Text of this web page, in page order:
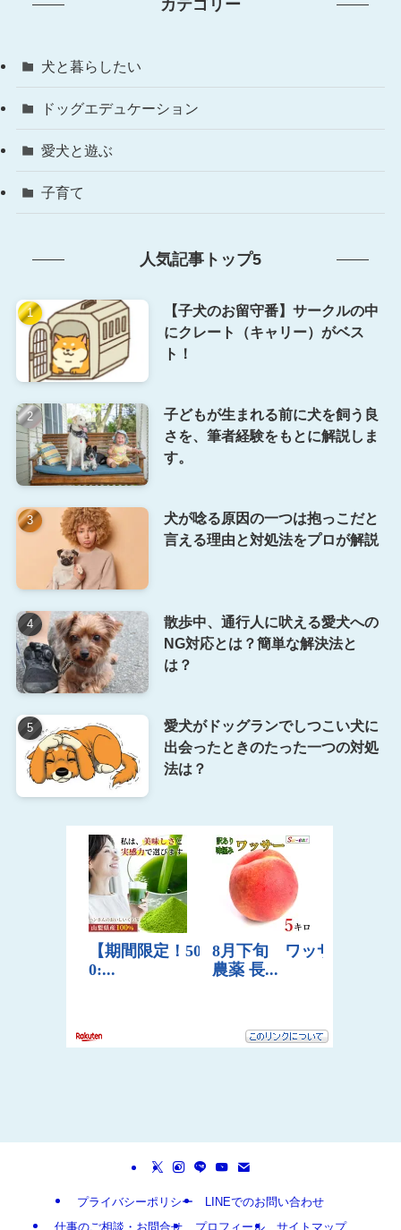
カテゴリー
犬と暮らしたい
ドッグエデュケーション
愛犬と遊ぶ
子育て
人気記事トップ5
【子犬のお留守番】サークルの中
にクレート（キャリー）がベス
ト！
子どもが生まれる前に犬を飼う良
さを、筆者経験をもとに解説しま
す。
犬が唸る原因の一つは抱っこだと
言える理由と対処法をプロが解説
散歩中、通行人に吠える愛犬への
NG対応とは？簡単な解決法と
は？
愛犬がドッグランでしつこい犬に
出会ったときのたった一つの対処
法は？
プライバシーポリシー
LINEでのお問い合わせ
仕事のご相談・お問合せ
プロフィール サイトマップ